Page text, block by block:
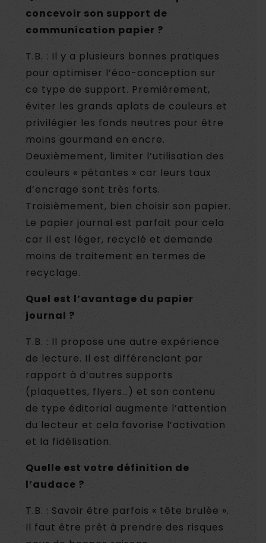
concevoir son support de
communication papier ?
T.B. : Il y a plusieurs bonnes pratiques
pour optimiser l’éco-conception sur
ce type de support. Premièrement,
éviter les grands aplats de couleurs et
privilégier les fonds neutres pour être
moins gourmand en encre.
Deuxièmement, limiter l’utilisation des
couleurs « pétantes » car leurs taux
d’encrage sont très forts.
Troisièmement, bien choisir son papier.
Le papier journal est parfait pour cela
car il est léger, recyclé et demande
moins de traitement en termes de
recyclage.
Quel est l’avantage du papier
journal ?
T.B. : Il propose une autre expérience
de lecture. Il est différenciant par
rapport à d’autres supports
(plaquettes, flyers…) et son contenu
de type éditorial augmente l’attention
du lecteur et cela favorise l’activation
et la fidélisation.
Quelle est votre définition de
l’audace ?
T.B. : Savoir être parfois « tête brulée ».
Il faut être prêt à prendre des risques